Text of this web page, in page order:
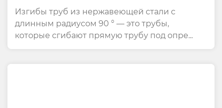
Нержавеющей Стали 304
Изгибы труб из нержавеющей стали с
длинным радиусом 90 ° — это трубы,
которые сгибают прямую трубу под опре...